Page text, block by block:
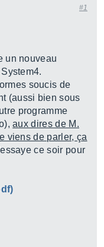
#1
un nouveau
soucis de
(aussi bien sous
programme
aux dires de M.
viens de parler, ça
ce soir pour